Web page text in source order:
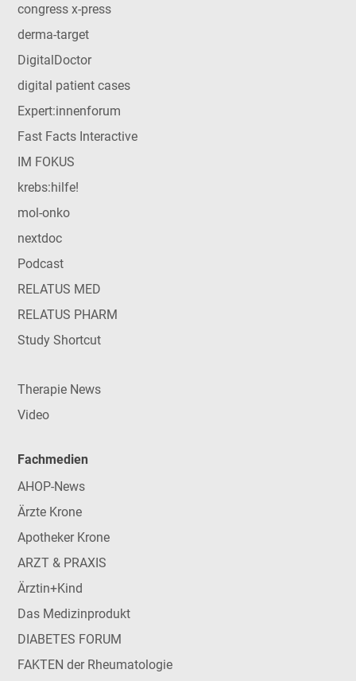
congress x-press
derma-target
DigitalDoctor
digital patient cases
Expert:innenforum
Fast Facts Interactive
IM FOKUS
krebs:hilfe!
mol-onko
nextdoc
Podcast
RELATUS MED
RELATUS PHARM
Study Shortcut
Therapie News
Video
Fachmedien
AHOP-News
Ärzte Krone
Apotheker Krone
ARZT & PRAXIS
Ärztin+Kind
Das Medizinprodukt
DIABETES FORUM
FAKTEN der Rheumatologie